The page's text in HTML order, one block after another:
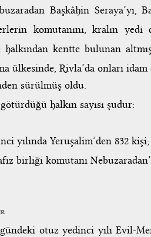
Başkâhin Seraya’yı,
komutanını, kralın yedi
halkından kentte bulunan
ülkesinde, Rivla’da onları idam
sürülmüş oldu.
halkın sayısı şudur:
yılında Yeruşalim’den 832 kişi;
birliği komutanı
otuz yedinci yılı Evil-